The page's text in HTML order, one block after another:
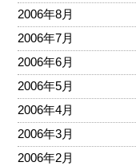
2006年8月
2006年7月
2006年6月
2006年5月
2006年4月
2006年3月
2006年2月